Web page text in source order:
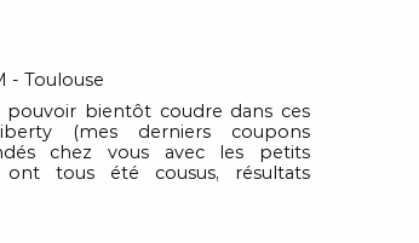
- Toulouse
pouvoir bientôt coudre dans ces
(mes derniers coupons
chez vous avec les petits
ont tous été cousus, résultats